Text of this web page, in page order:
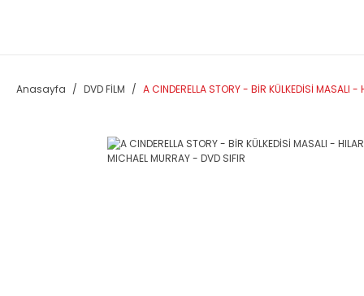
Anasayfa DVD FİLM A CINDERELLA STORY - BİR KÜLKEDİSİ MASALI